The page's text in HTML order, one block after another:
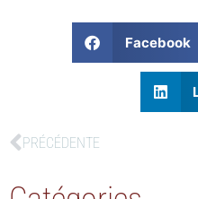
Facebook
PRÉCÉDENTE